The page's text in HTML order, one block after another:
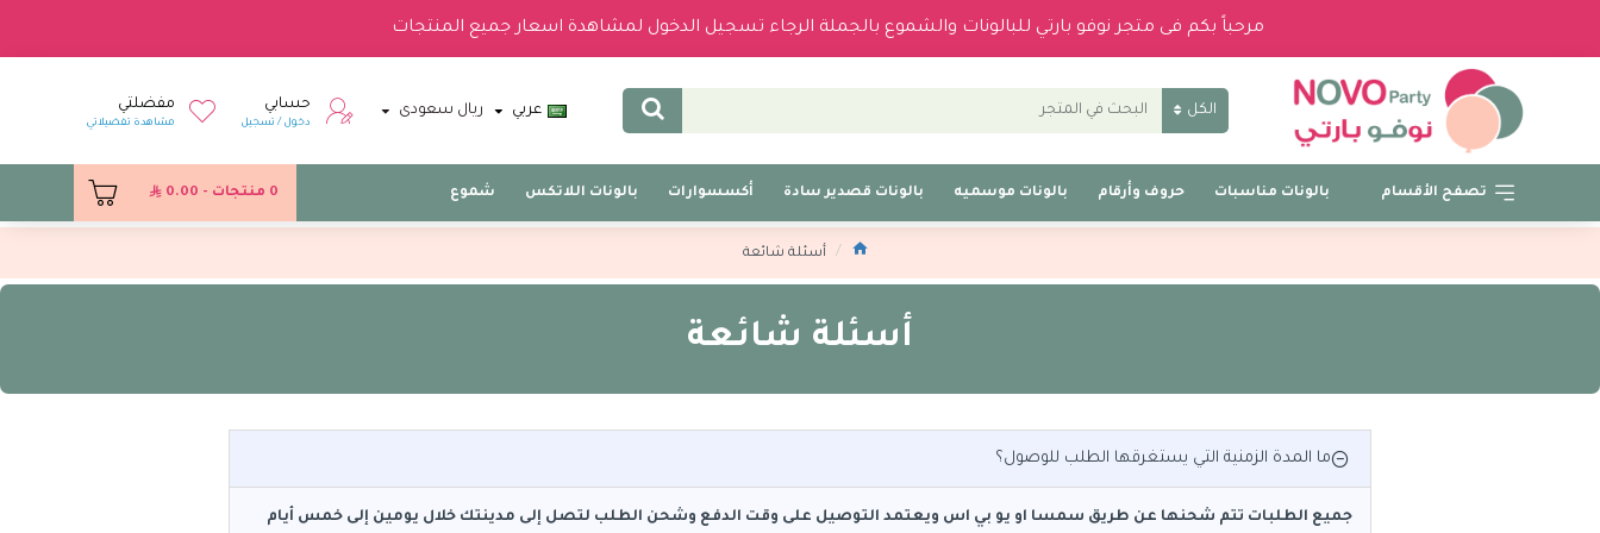
مرحباً بكم فى متجر نوفو بارتي للبالونات والشموع بالجملة الرجاء تسجيل الدخول لمشاهدة اسعار جميع المنتجات
الكل عربي ريال سعودى حسابي
دخول / تسجيل
مفضلتي
مشاهدة تفضيلاتي
تصفح الأقسام بالونات مناسبات حروف وأرقام بالونات موسميه بالونات قصدير سادة أكسسوارات بالونات اللاتكس شموع 0 منتجات - 0.00
أسئلة شائعة
أسئلة شائعة
ما المدة الزمنية التي يستغرقها الطلب للوصول؟
جميع الطلبات تتم شحنها عن طريق سمسا او يو بي اس ويعتمد التوصيل على وقت الدفع وشحن الطلب لتصل إلى مدينتك خلال يومين إلى خمس أيام